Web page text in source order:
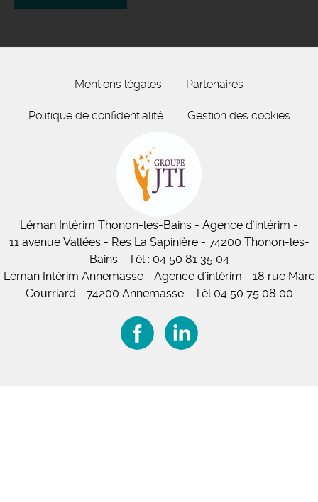
Mentions légales Partenaires
Politique de confidentialité Gestion des cookies
Léman Intérim Thonon-les-Bains - Agence d'intérim -
11avenue Vallées- Res La Sapinière - 74200 Thonon-les-
Bains - Tél : 04 50 81 35 04
Léman Intérim Annemasse - Agence d'intérim - 18 rue Marc
Courriard - 74200 Annemasse - Tél 04 50 75 08 00